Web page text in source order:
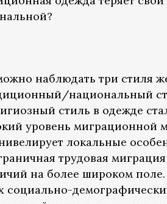
наблюдать три стиля
национальный
стиль в одежде
уровень миграционной
локальные
трудовая
на более широком
социально-